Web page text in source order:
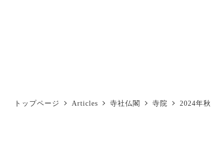
トップページ Articles 寺社仏閣 寺院 2024年